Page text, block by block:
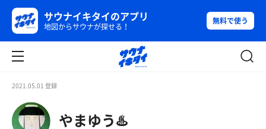
サウナイキタイのアプリ
地図からサウナが探せる！
無料で使う
2021.05.01 登録
やまゆう♨️